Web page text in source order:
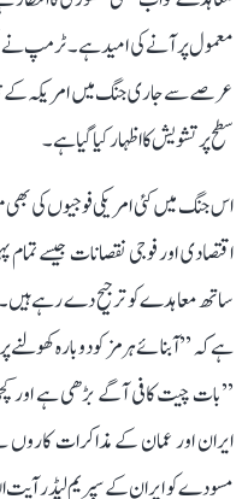
معمول پر آنے کی امید ہے۔ ٹرمپ
عرصے سے جاری جنگ میں امریکہ کے
سطح پر تشویش کا اظہار کیا گیا ہے۔
اس جنگ میں کئی امریکی فوجیوں کی
اقتصادی اور فوجی نقصانات جیسے
ساتھ معاہدے کو ترجیح دے رہے
ہے کہ ’’آبنائے ہرمز کو دوبارہ
’’بات چیت کافی آگے بڑھی ہے اور
ایران اور عمان کے مذاکرات
مسودے کو ایران کے سپریم لیڈر آیت